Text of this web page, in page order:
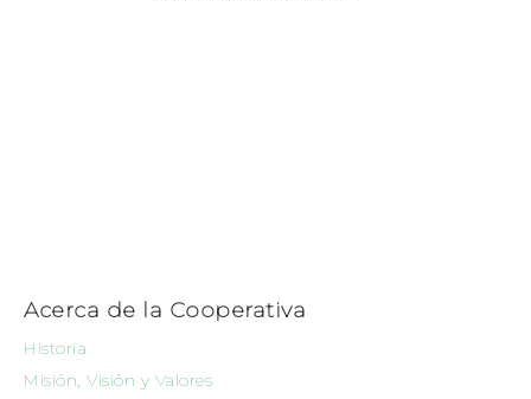
Acerca de la Cooperativa
Historia
Misión, Visión y Valores